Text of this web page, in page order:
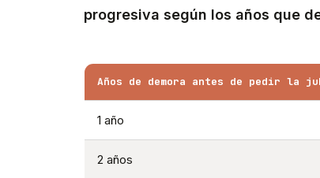
progresiva según los años que
Años de demora antes de pedir la
1 año
2 años